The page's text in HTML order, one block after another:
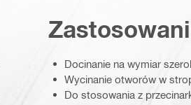
Docinanie na wymiar
Wycinanie otworów w
Do stosowania z